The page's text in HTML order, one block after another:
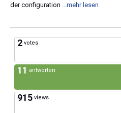
der configuration
...mehr lesen
2 votes
11 antworten
915 views